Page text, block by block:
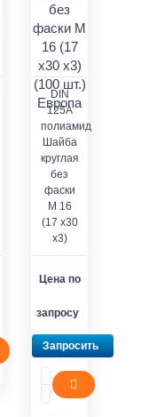
DIN
125A
полиамид
Шайба
круглая
без
фаски
M 16
(17 x30
x3)
Цена по
запросу
Запросить